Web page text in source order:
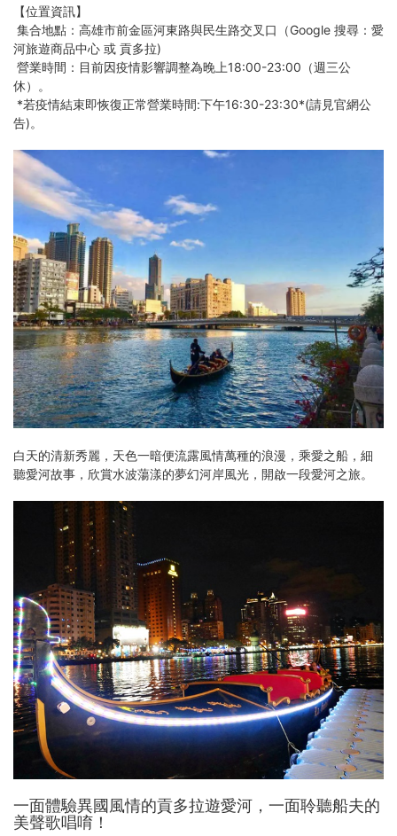
【位置資訊】
集合地點：高雄市前金區河東路與民生路交叉口（Google 搜尋：愛
河旅遊商品中心 或 貢多拉)
營業時間：目前因疫情影響調整為晚上18:00-23:00（週三公
休）。
*若疫情結束即恢復正常營業時間:下午16:30-23:30*(請見官網公
告)。
白天的清新秀麗，天色一暗便流露風情萬種的浪漫，乘愛之船，細
聽愛河故事，欣賞水波蕩漾的夢幻河岸風光，開啟一段愛河之旅。
一面體驗異國風情的貢多拉遊愛河，一面聆聽船夫的
美聲歌唱唷！